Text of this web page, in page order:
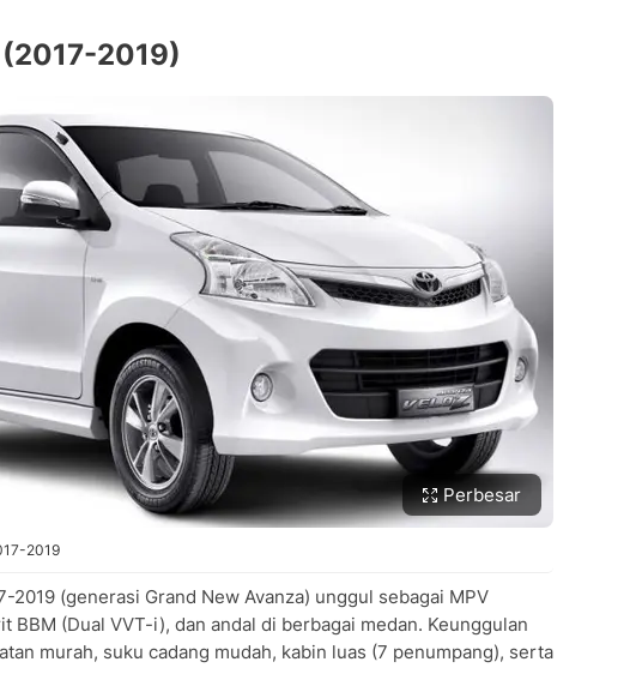
2019)
Perbesar
2019
2019 (generasi Grand New Avanza) unggul sebagai MPV
BBM (Dual VVT-i), dan andal di berbagai medan. Keunggulan
murah, suku cadang mudah, kabin luas (7 penumpang), serta